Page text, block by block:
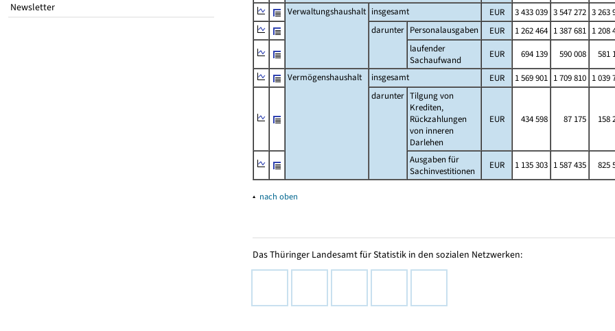
Newsletter
Verwaltungshaushalt insgesamt EUR 3 433 039 3 547 272 3 263
darunter Personalausgaben EUR 1 262 464 1 387 681 1 208
laufender
Sachaufwand
EUR 694 139 590 008 581
Vermögenshaushalt
insgesamt EUR 1 569 901 1 709 810 1 039
darunter Tilgung von
Krediten,
Rückzahlungen
von inneren
Darlehen
EUR 434 598 87 175 158
Ausgaben für
Sachinvestitionen
EUR 1 135 303 1 587 435 825
▴ nach oben
Das Thüringer Landesamt für Statistik in den sozialen Netzwerken: